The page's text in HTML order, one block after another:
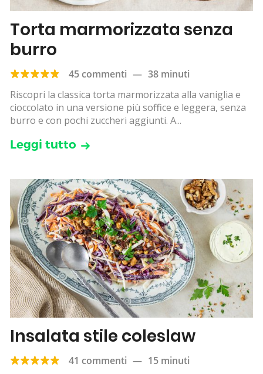
Torta marmorizzata senza
burro
45 commenti — 38 minuti
Riscopri la classica torta marmorizzata alla vaniglia e
cioccolato in una versione più soffice e leggera, senza
burro e con pochi zuccheri aggiunti. A...
Leggi tutto
Insalata stile coleslaw
41 commenti — 15 minuti